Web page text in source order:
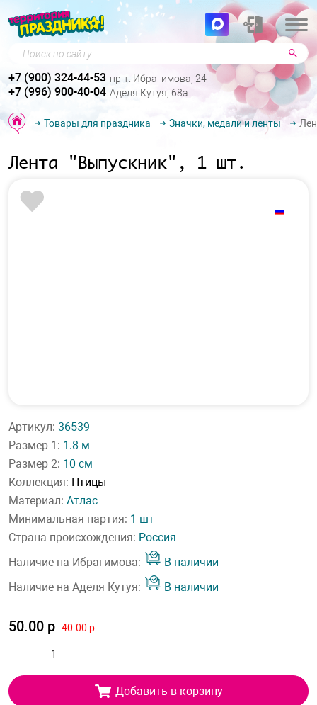
Поиск по сайту
+7 (900) 324-44-53 пр-т. Ибрагимова, 24
+7 (996) 900-40-04 Аделя Кутуя, 68а
Товары для праздника Значки, медали и ленты
Лента "Выпускник", 1 шт.
Артикул: 36539
Размер 1: 1.8 м
Размер 2: 10 см
Коллекция: Птицы
Материал: Атлас
Минимальная партия: 1 шт
Страна происхождения: Россия
Наличие на Ибрагимова:
В наличии
Наличие на Аделя Кутуя:
В наличии
50.00 р 40.00 р
Добавить в корзину